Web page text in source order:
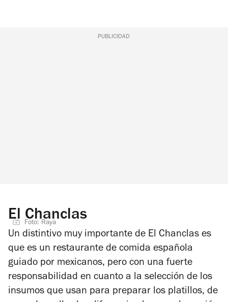
PUBLICIDAD
El Chanclas
Foto: Raya
Un distintivo muy importante de El Chanclas es
que es un restaurante de comida española
guiado por mexicanos, pero con una fuerte
responsabilidad en cuanto a la selección de los
insumos que usan para preparar los platillos, de